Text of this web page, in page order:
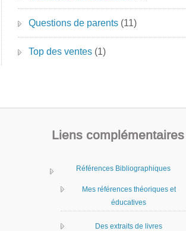
Questions de parents (11)
Top des ventes (1)
Liens complémentaires
Références Bibliographiques
Mes références théoriques et
éducatives
Des extraits de livres